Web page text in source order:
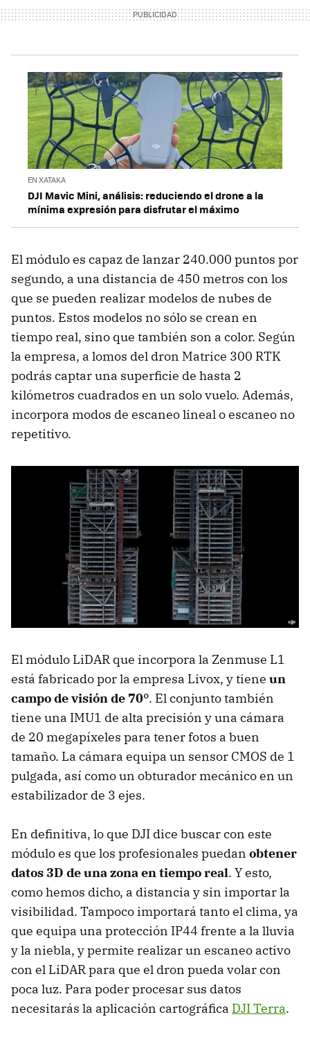
EN XATAKA
DJI Mavic Mini, análisis: reduciendo el drone a la
mínima expresión para disfrutar el máximo
El módulo es capaz de lanzar 240.000 puntos por
segundo, a una distancia de 450 metros con los
que se pueden realizar modelos de nubes de
puntos. Estos modelos no sólo se crean en
tiempo real, sino que también son a color. Según
la empresa, a lomos del dron Matrice 300 RTK
podrás captar una superficie de hasta 2
kilómetros cuadrados en un solo vuelo. Además,
incorpora modos de escaneo lineal o escaneo no
repetitivo.
El módulo LiDAR que incorpora la Zenmuse L1
está fabricado por la empresa Livox, y tiene un
campo de visión de 70°. El conjunto también
tiene una IMU1 de alta precisión y una cámara
de 20 megapíxeles para tener fotos a buen
tamaño. La cámara equipa un sensor CMOS de 1
pulgada, así como un obturador mecánico en un
estabilizador de 3 ejes.
En definitiva, lo que DJI dice buscar con este
módulo es que los profesionales puedan obtener
datos 3D de una zona en tiempo real. Y esto,
como hemos dicho, a distancia y sin importar la
visibilidad. Tampoco importará tanto el clima, ya
que equipa una protección IP44 frente a la lluvia
y la niebla, y permite realizar un escaneo activo
con el LiDAR para que el dron pueda volar con
poca luz. Para poder procesar sus datos
necesitarás la aplicación cartográfica DJI Terra.